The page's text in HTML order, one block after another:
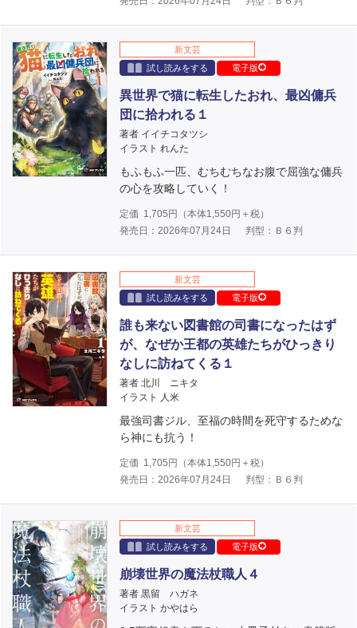
新文芸
試し読みをする
電子版
異世界で猫に転生したおれ、最凶傭兵
団に拾われる１
著者 イイチコタツシ
イラスト れんた
もふもふ一匹、むちむちなお腹で屈強な傭兵
の心を攻略していく！
定価 1,705 円（本体1,550円＋税）
発売日：2026年07月24日
判型：Ｂ６判
新文芸
試し読みをする
電子版
誰も来ない図書館の司書になったはず
が、なぜか王都の英雄たちがひっきり
なしに訪ねてくる１
著者 北川 ニキタ
イラスト 人米
最強司書ジル、至福の時間を死守するためな
ら神にも抗う！
定価 1,705 円（本体1,550円＋税）
発売日：2026年07月24日
判型：Ｂ６判
新文芸
試し読みをする
電子版
崩壊世界の魔法杖職人４
著者 黒留 ハガネ
イラスト かやはら